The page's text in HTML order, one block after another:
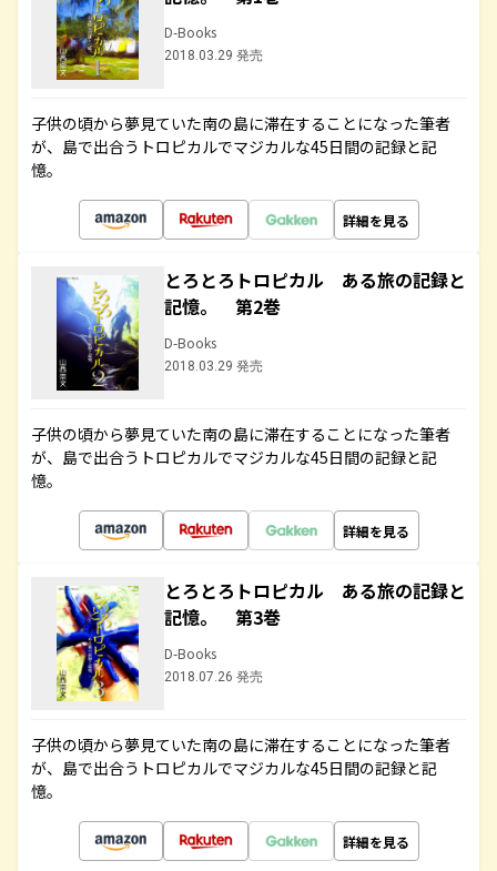
D-Books
2018.03.29 発売
子供の頃から夢見ていた南の島に滞在することになった筆者
が、島で出合うトロピカルでマジカルな45日間の記録と記
憶。
詳細を見る
とろとろトロピカル ある旅の記録と
記憶。 第2巻
D-Books
2018.03.29 発売
子供の頃から夢見ていた南の島に滞在することになった筆者
が、島で出合うトロピカルでマジカルな45日間の記録と記
憶。
詳細を見る
とろとろトロピカル ある旅の記録と
記憶。 第3巻
D-Books
2018.07.26 発売
子供の頃から夢見ていた南の島に滞在することになった筆者
が、島で出合うトロピカルでマジカルな45日間の記録と記
憶。
詳細を見る